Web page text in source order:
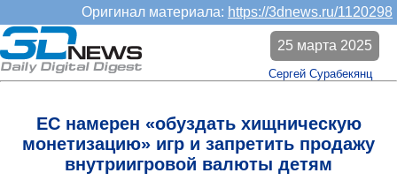
Оригинал материала: https://3dnews.ru/1120298
ЕС намерен «обуздать хищническую
монетизацию» игр и запретить продажу
внутриигровой валюты детям
25 марта 2025
Сергей Сурабекянц